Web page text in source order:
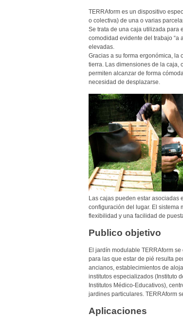
TERRAform es un dispositivo
o colectiva) de una o varias
Se trata de una caja utilizada para
comodidad evidente del trabajo “a
elevadas.
Gracias a su forma ergonómica, la
tierra. Las dimensiones de la caja,
permiten alcanzar de forma
necesidad de desplazarse.
Las cajas pueden estar asociadas
configuración del lugar. El sistema
flexibilidad y una facilidad de
Publico objetivo
El jardín modulable TERRAform
para las que estar de pié resulta
ancianos, establecimientos de
institutos especializados (Instituto
Institutos Médico-Educativos),
jardines particulares. TERRAform
Aplicaciones